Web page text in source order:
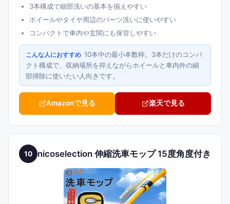
3本構成で細部洗いの基本を揃えやすい
ホイールやタイヤ周辺のパーツ洗いに使いやすい
コンパクトで車内や玄関にも保管しやすい
こんな人におすすめ 10本中の最小本数枠。3本だけのコンパ
クト構成で、収納場所を抑えながらホイールと車内外の細
部掃除に使いたい人向きです。
Amazonで見る 楽天で見る
10 nicoselection 伸縮洗車モップ 15度角度付き